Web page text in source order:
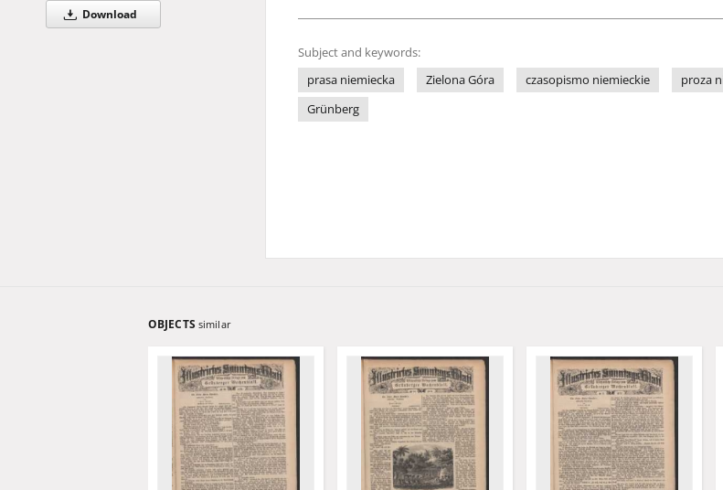
Download
Subject and keywords:
prasa niemiecka
Zielona Góra czasopismo niemieckie proza
Grünberg
OBJECTS similar